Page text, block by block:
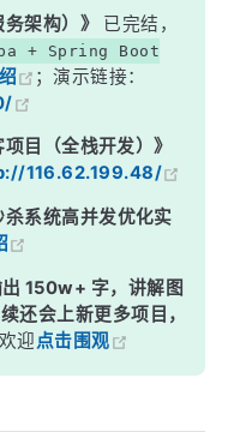
架构）》
已完结，
+ Spring Boot
；演示链接：
目（全栈开发）》
116.62.199.48/
杀系统高并发优化实
150w+ 字，讲解图
还会上新更多项目，
迎点击围观